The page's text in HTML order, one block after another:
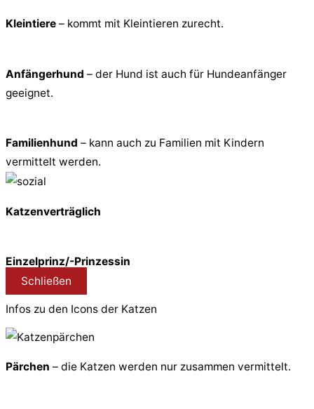
Kleintiere – kommt mit Kleintieren zurecht.
Anfängerhund – der Hund ist auch für Hundeanfänger
geeignet.
Familienhund – kann auch zu Familien mit Kindern
vermittelt werden.
Katzenverträglich
Einzelprinz/-Prinzessin
Schließen
Infos zu den Icons der Katzen
Pärchen – die Katzen werden nur zusammen vermittelt.